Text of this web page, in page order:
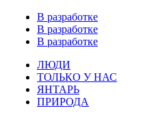
В разработке
В разработке
В разработке
ЛЮДИ
ТОЛЬКО У НАС
ЯНТАРЬ
ПРИРОДА